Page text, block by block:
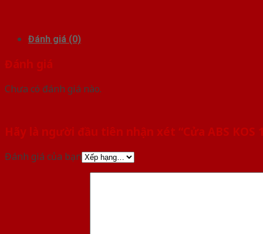
Đánh giá (0)
Đánh giá
Chưa có đánh giá nào.
Hãy là người đầu tiên nhận xét “Cửa ABS KOS
Đánh giá của bạn